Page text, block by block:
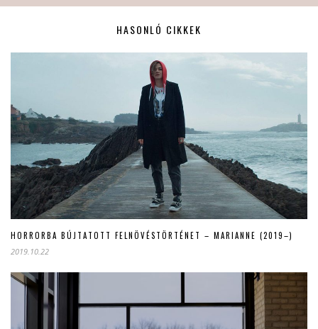
HASONLÓ CIKKEK
HORRORBA BÚJTATOTT FELNÖVÉSTÖRTÉNET – MARIANNE (2019–)
2019.10.22